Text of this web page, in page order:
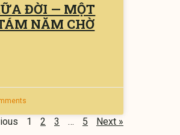
ĐỜI — MỘT
NĂM CHỜ
1 2 3 … 5 Next »